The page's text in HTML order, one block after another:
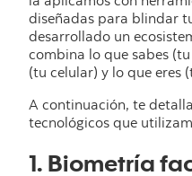
diseñadas para blindar
desarrollado un
combina lo que sabes
(tu celular) y lo que eres
A continuación, te
tecnológicos que
1. Biometría